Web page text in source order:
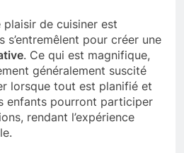
de cuisiner est
s’entremêlent pour créer une
. Ce qui est magnifique,
généralement suscité
lorsque tout est planifié et
enfants pourront participer
rendant l’expérience